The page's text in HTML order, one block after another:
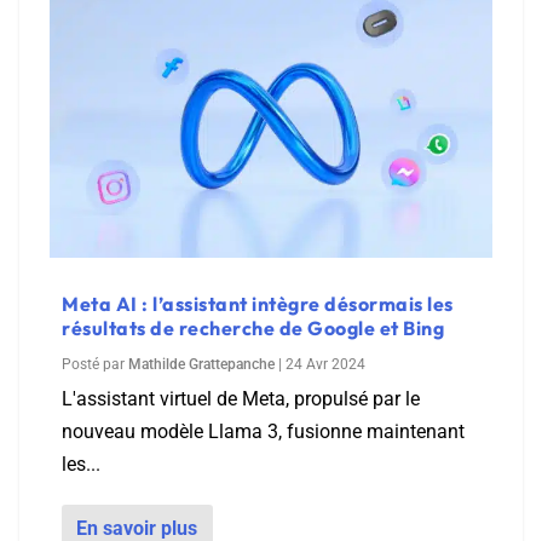
Meta AI : l’assistant intègre désormais les
résultats de recherche de Google et Bing
Posté par Mathilde Grattepanche | 24 Avr 2024
L'assistant virtuel de Meta, propulsé par le
nouveau modèle Llama 3, fusionne maintenant
les...
En savoir plus